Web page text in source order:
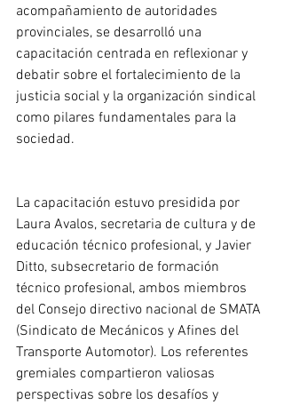
acompañamiento de autoridades
provinciales, se desarrolló una
capacitación centrada en reflexionar y
debatir sobre el fortalecimiento de la
justicia social y la organización sindical
como pilares fundamentales para la
sociedad.
La capacitación estuvo presidida por
Laura Avalos, secretaria de cultura y de
educación técnico profesional, y Javier
Ditto, subsecretario de formación
técnico profesional, ambos miembros
del Consejo directivo nacional de SMATA
(Sindicato de Mecánicos y Afines del
Transporte Automotor). Los referentes
gremiales compartieron valiosas
perspectivas sobre los desafíos y